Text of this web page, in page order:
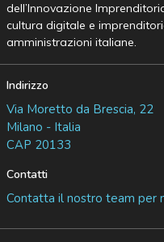
dell’Innovazione
cultura digitale e
amministrazioni italiane.
Indirizzo
Via Moretto da Brescia, 22
Milano - Italia
CAP 20133
Contatti
Contatta il nostro team per